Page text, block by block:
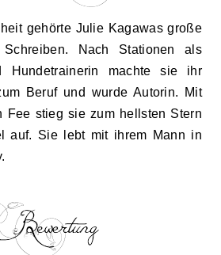
gehörte Julie Kagawas große
Schreiben. Nach Stationen als
Hundetrainerin machte sie ihr
Beruf und wurde Autorin. Mit
Fee stieg sie zum hellsten Stern
auf. Sie lebt mit ihrem Mann in